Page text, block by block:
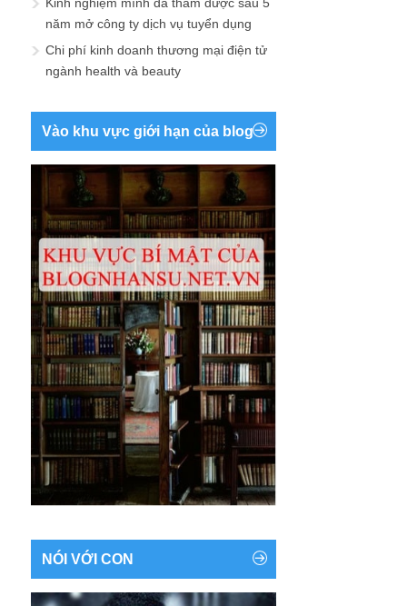
năm mở công ty dịch vụ tuyển dụng
Chi phí kinh doanh thương mại điện tử
ngành health và beauty
Vào khu vực giới hạn của blog
NÓI VỚI CON